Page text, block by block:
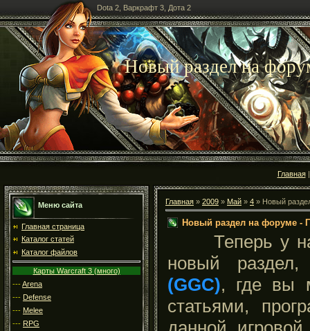
Dota 2, Варкрафт 3, Дота 2
Новый раздел на
Главная
Меню сайта
Главная страница
Каталог статей
Каталог файлов
Карты Warcraft 3 (много)
---Arena
--- Defense
--- Melee
--- RPG
Главная » 2009 » Май » 4 » Новый
Новый раздел на форуме -
Теперь у
новый
(GGC), где вы
статьями,